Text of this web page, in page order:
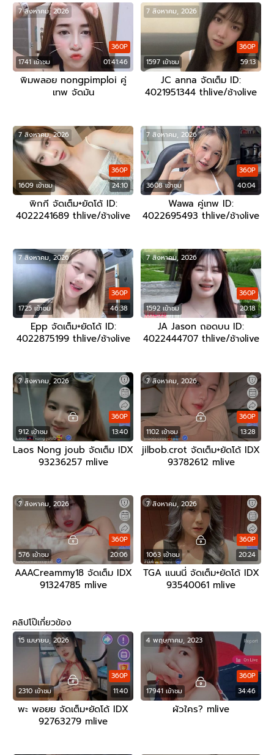
1741 เข้าชม 01:41:46
360P
7 สิงหาคม, 2026
พิมพลอย nongpimploi คู่
เทพ จัดมัน
1597 เข้าชม 59:13
360P
7 สิงหาคม, 2026
JC anna จัดเต็ม ID:
4021951344 thlive/ช้างlive
1609 เข้าชม 24:10
360P
7 สิงหาคม, 2026
พิกกี จัดเต็ม+ยัดโด้ ID:
4022241689 thlive/ช้างlive
3608 เข้าชม 40:04
360P
7 สิงหาคม, 2026
Wawa คู่เทพ ID:
4022695493 thlive/ช้างlive
1725 เข้าชม 46:38
360P
7 สิงหาคม, 2026
Epp จัดเต็ม+ยัดโด้ ID:
4022875199 thlive/ช้างlive
1592 เข้าชม 20:18
360P
7 สิงหาคม, 2026
JA Jason ถอดบน ID:
4022444707 thlive/ช้างlive
912 เข้าชม 13:40
360P
7 สิงหาคม, 2026
Laos Nong joub จัดเต็ม IDX
93236257 mlive
1102 เข้าชม 13:28
360P
7 สิงหาคม, 2026
jilbob.crot จัดเต็ม+ยัดโด้ IDX
93782612 mlive
576 เข้าชม 20:06
360P
7 สิงหาคม, 2026
AAACreammy18 จัดเต็ม IDX
91324785 mlive
1063 เข้าชม 20:24
360P
7 สิงหาคม, 2026
TGA แนนนี่ จัดเต็ม+ยัดโด้ IDX
93540061 mlive
คลิปโป๊เกี่ยวข้อง
2310 เข้าชม 11:40
360P
15 เมษายน, 2026
พะ พอยย จัดเต็ม+ยัดโด้ IDX
92763279 mlive
17941 เข้าชม 34:46
360P
4 พฤษภาคม, 2023
ผัวใคร? mlive